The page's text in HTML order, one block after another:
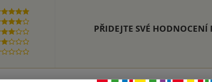
5 hvězdiček
4 hvězdičky
3 hvězdičky
2 hvězdičky
1 hvezdička
PŘIDEJTE SVÉ HODNOCENÍ